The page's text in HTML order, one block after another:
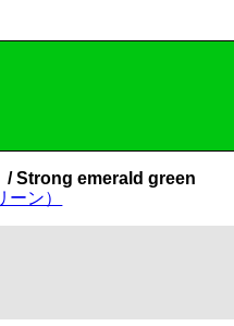
/ Strong emerald green
ン）